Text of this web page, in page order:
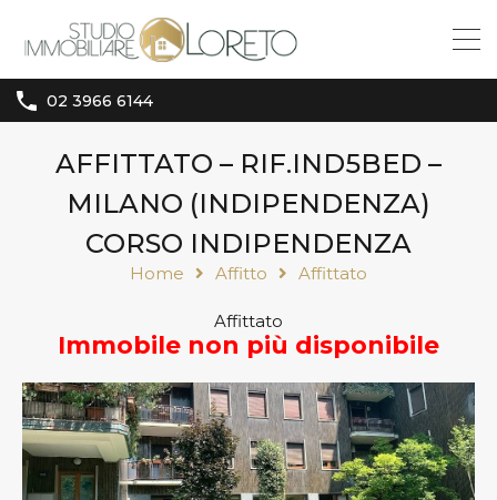
02 3966 6144
AFFITTATO – RIF.IND5BED –
MILANO (INDIPENDENZA)
CORSO INDIPENDENZA
Home Affitto Affittato
Affittato
Immobile non più disponibile